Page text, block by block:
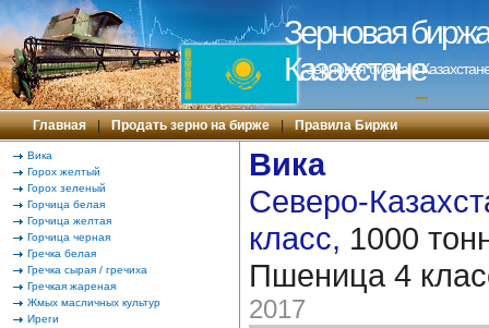
Зерновая
Казахстане
Зерновая биржа в
---
Главная | Продать зерно на бирже | Правила Биржи
Вика
Горох желтый
Горох зеленый
Горчица белая
Горчица желтая
Горчица черная
Гречка белая
Гречка сырая / гречиха
Гречкая жареная
Жмых масличных культур
Иреги
Вика
Северо-
класс, 1000
Пшеница 4
2017